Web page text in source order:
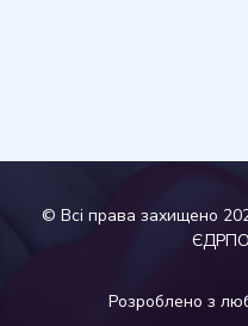
© Всі права захищено
Розроблено з